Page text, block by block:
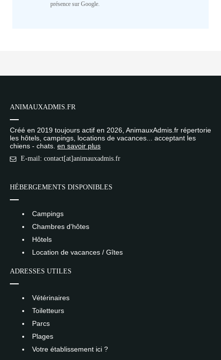
présence sur Google.
ANIMAUXADMIS.FR
Créé en 2019 toujours actif en 2026, AnimauxAdmis.fr répertorie
les hôtels, campings, locations de vacances... acceptant les
chiens - chats. en savoir plus
E-mail: contact[at]animauxadmis.fr
HÉBERGEMENTS DISPONIBLES
Campings
Chambres d'hôtes
Hôtels
Location de vacances / Gîtes
ADRESSES UTILES
Vétérinaires
Toiletteurs
Parcs
Plages
Votre établissement ici ?